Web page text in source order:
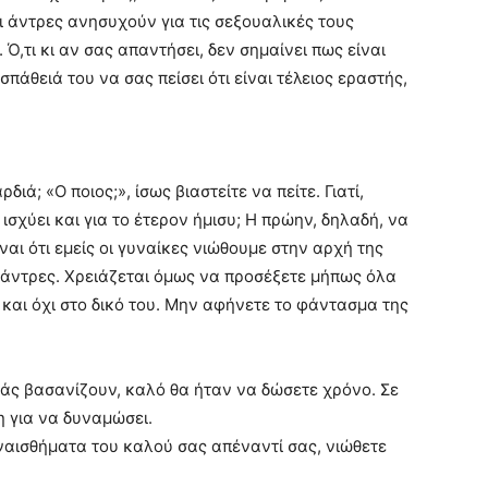
ανησυχούν για τις σεξουαλικές τους
κι αν σας απαντήσει, δεν σημαίνει πως είναι
του να σας πείσει ότι είναι τέλειος εραστής,
«Ο ποιος;», ίσως βιαστείτε να πείτε. Γιατί,
και για το έτερον ήμισυ; Η πρώην, δηλαδή, να
ότι εμείς οι γυναίκες νιώθουμε στην αρχή της
Χρειάζεται όμως να προσέξετε μήπως όλα
όχι στο δικό του. Μην αφήνετε το φάντασμα της
βασανίζουν, καλό θα ήταν να δώσετε χρόνο. Σε
για να δυναμώσει.
του καλού σας απέναντί σας, νιώθετε